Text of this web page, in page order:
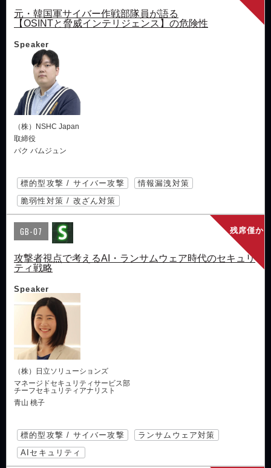
元・韓国軍サイバー作戦部隊員が語る
【OSINTと脅威インテリジェンス】の危険性
Speaker
（株）NSHC Japan
取締役
パク バムジュン
標的型攻撃 / サイバー攻撃
情報漏洩対策
脆弱性対策 / 改ざん対策
残席僅か
GB-07
攻撃者視点で考えるAI・ランサムウェア時代のセキュリ
ティ戦略
Speaker
（株）日立ソリューションズ
マネージドセキュリティサービス部
チーフセキュリティアナリスト
青山 桃子
標的型攻撃 / サイバー攻撃
ランサムウェア対策
AIセキュリティ